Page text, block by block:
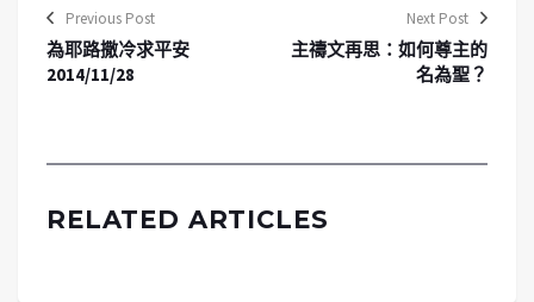
Previous Post
為耶路撒冷求平安
2014/11/28
Next Post
主禱文再思：如何尊主的
名為聖？
RELATED ARTICLES